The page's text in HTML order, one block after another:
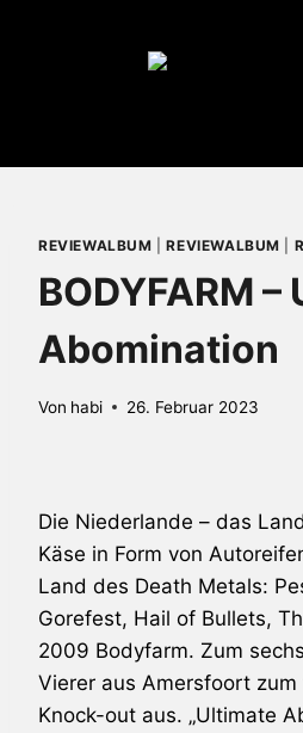
REVIEWALBUM |REVIEWALBUM
BODYFARM
Abomination
Von habi 26. Februar 2023
Die Niederlande – das
Käse in Form von
Land des Death Metals:
Gorefest, Hail of Bullets,
2009 Bodyfarm. Zum
Vierer aus Amersfoort
Knock-out aus. „Ultimate